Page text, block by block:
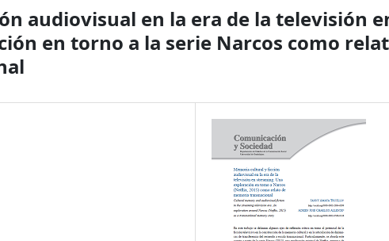
audiovisual en la era de la televisión
en torno a la serie Narcos como